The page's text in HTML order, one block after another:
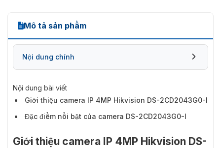
Mô tả sản phẩm
Nội dung chính
Nội dung bài viết
Giới thiệu camera IP 4MP Hikvision DS-2CD2043G0-I
Đặc điểm nổi bật của camera DS-2CD2043G0-I
Giới thiệu camera IP 4MP Hikvision DS-